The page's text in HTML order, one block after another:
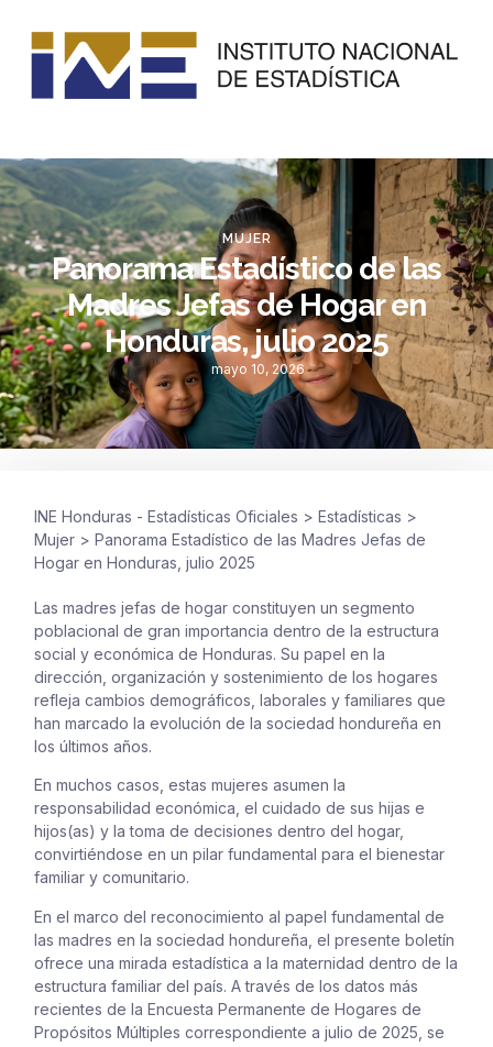
MUJER
Panorama Estadístico de las
Madres Jefas de Hogar en
Honduras, julio 2025
mayo 10, 2026
INE Honduras - Estadísticas Oficiales > Estadísticas >
Mujer > Panorama Estadístico de las Madres Jefas de
Hogar en Honduras, julio 2025
Las madres jefas de hogar constituyen un segmento
poblacional de gran importancia dentro de la estructura
social y económica de Honduras. Su papel en la
dirección, organización y sostenimiento de los hogares
refleja cambios demográficos, laborales y familiares que
han marcado la evolución de la sociedad hondureña en
los últimos años.
En muchos casos, estas mujeres asumen la
responsabilidad económica, el cuidado de sus hijas e
hijos(as) y la toma de decisiones dentro del hogar,
convirtiéndose en un pilar fundamental para el bienestar
familiar y comunitario.
En el marco del reconocimiento al papel fundamental de
las madres en la sociedad hondureña, el presente boletín
ofrece una mirada estadística a la maternidad dentro de la
estructura familiar del país. A través de los datos más
recientes de la Encuesta Permanente de Hogares de
Propósitos Múltiples correspondiente a julio de 2025, se